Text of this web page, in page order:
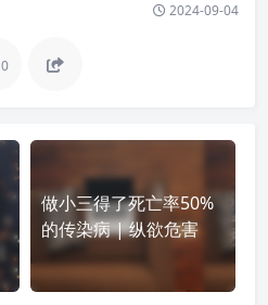
2024-09-04
0
做小三得了死亡率50%
的传染病 | 纵欲危害